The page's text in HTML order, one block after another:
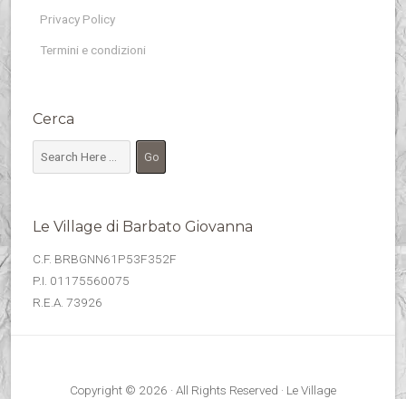
Privacy Policy
Termini e condizioni
Cerca
Le Village di Barbato Giovanna
C.F. BRBGNN61P53F352F
P.I. 01175560075
R.E.A. 73926
Copyright © 2026 · All Rights Reserved · Le Village